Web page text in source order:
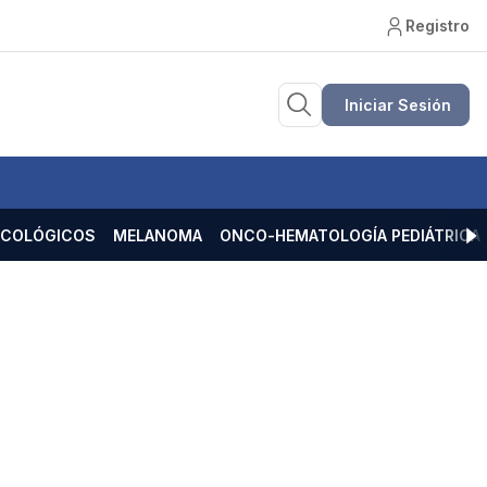
Registro
Iniciar Sesión
MELANOMA ONCO-HEMATOLOGÍA PEDIÁTRICA